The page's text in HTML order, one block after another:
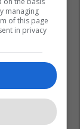
managing
of this page
in privacy